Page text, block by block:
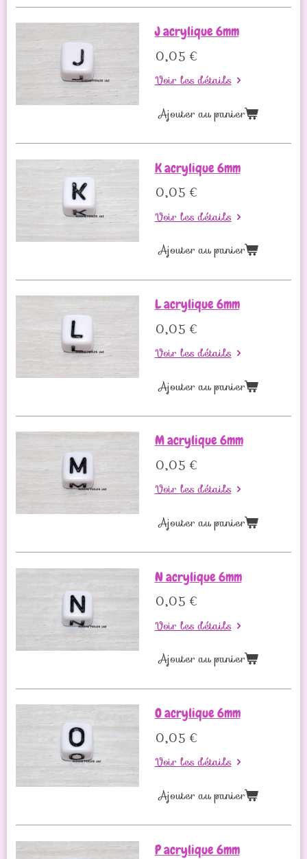
J acrylique 6mm
0,05 €
Voir les détails
Ajouter au panier
K acrylique 6mm
0,05 €
Voir les détails
Ajouter au panier
L acrylique 6mm
0,05 €
Voir les détails
Ajouter au panier
M acrylique 6mm
0,05 €
Voir les détails
Ajouter au panier
N acrylique 6mm
0,05 €
Voir les détails
Ajouter au panier
O acrylique 6mm
0,05 €
Voir les détails
Ajouter au panier
P acrylique 6mm